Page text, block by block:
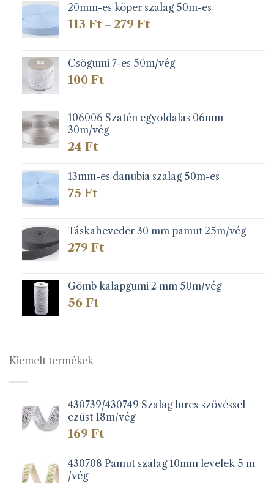
20mm-es köper szalag 50m-es
113 Ft – 279 FtÁrtartomány:
279 Ft
Csögumi 7-es 50m/vég
100 Ft
106006 Szatén egyoldalas 06mm
30m/vég
24 Ft
13mm-es danubia szalag 50m-es
75 Ft
Táskaheveder 30 mm pamut 25m/vég
279 Ft
Gömb kalapgumi 2 mm 50m/vég
56 Ft
Kiemelt termékek
430739/430749 Szalag lurex szövéssel
ezüst 18m/vég
169 Ft
430708 Pamut szalag 10mm levelek 5 m
/vég